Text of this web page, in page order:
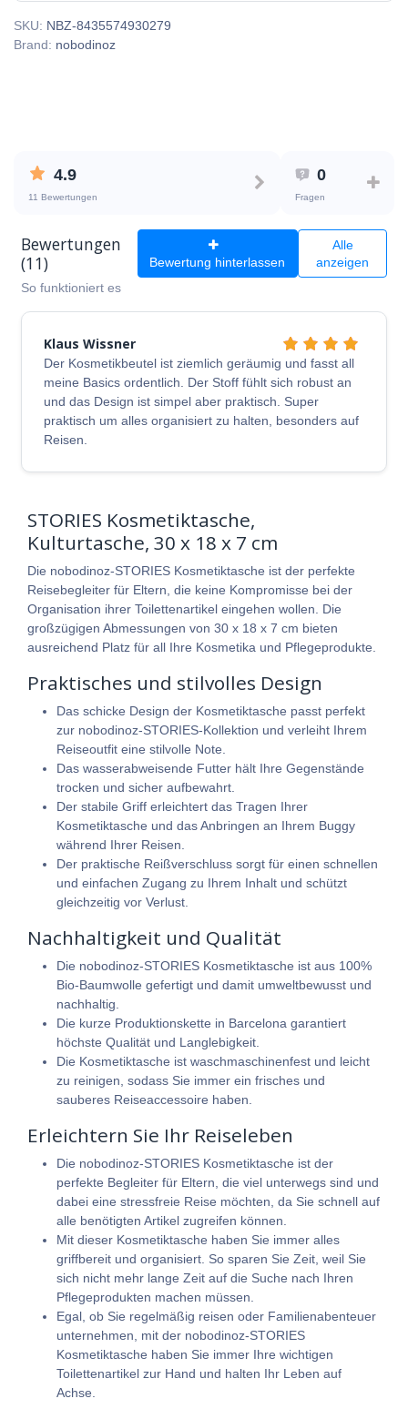
SKU: NBZ-8435574930279
Brand: nobodinoz
4.9
11 Bewertungen
0
Fragen
Bewertungen
(11)
Bewertung hinterlassen
Alle
anzeigen
So funktioniert es
Klaus Wissner
Der Kosmetikbeutel ist ziemlich geräumig und fasst all
meine Basics ordentlich. Der Stoff fühlt sich robust an
und das Design ist simpel aber praktisch. Super
praktisch um alles organisiert zu halten, besonders auf
Reisen.
STORIES Kosmetiktasche,
Kulturtasche, 30 x 18 x 7 cm
Die nobodinoz-STORIES Kosmetiktasche ist der perfekte
Reisebegleiter für Eltern, die keine Kompromisse bei der
Organisation ihrer Toilettenartikel eingehen wollen. Die
großzügigen Abmessungen von 30 x 18 x 7 cm bieten
ausreichend Platz für all Ihre Kosmetika und Pflegeprodukte.
Praktisches und stilvolles Design
Das schicke Design der Kosmetiktasche passt perfekt
zur nobodinoz-STORIES-Kollektion und verleiht Ihrem
Reiseoutfit eine stilvolle Note.
Das wasserabweisende Futter hält Ihre Gegenstände
trocken und sicher aufbewahrt.
Der stabile Griff erleichtert das Tragen Ihrer
Kosmetiktasche und das Anbringen an Ihrem Buggy
während Ihrer Reisen.
Der praktische Reißverschluss sorgt für einen schnellen
und einfachen Zugang zu Ihrem Inhalt und schützt
gleichzeitig vor Verlust.
Nachhaltigkeit und Qualität
Die nobodinoz-STORIES Kosmetiktasche ist aus 100%
Bio-Baumwolle gefertigt und damit umweltbewusst und
nachhaltig.
Die kurze Produktionskette in Barcelona garantiert
höchste Qualität und Langlebigkeit.
Die Kosmetiktasche ist waschmaschinenfest und leicht
zu reinigen, sodass Sie immer ein frisches und
sauberes Reiseaccessoire haben.
Erleichtern Sie Ihr Reiseleben
Die nobodinoz-STORIES Kosmetiktasche ist der
perfekte Begleiter für Eltern, die viel unterwegs sind und
dabei eine stressfreie Reise möchten, da Sie schnell auf
alle benötigten Artikel zugreifen können.
Mit dieser Kosmetiktasche haben Sie immer alles
griffbereit und organisiert. So sparen Sie Zeit, weil Sie
sich nicht mehr lange Zeit auf die Suche nach Ihren
Pflegeprodukten machen müssen.
Egal, ob Sie regelmäßig reisen oder Familienabenteuer
unternehmen, mit der nobodinoz-STORIES
Kosmetiktasche haben Sie immer Ihre wichtigen
Toilettenartikel zur Hand und halten Ihr Leben auf
Achse.